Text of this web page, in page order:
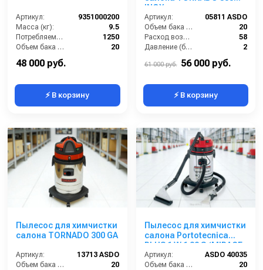
Артикул:
9351000200
Масса (кг):
9.5
Потребляемая мощность (Вт):
1250
Объем бака (л):
20
Потребляемая мощность (кВт):
48 000 руб.
⚡ В корзину
INOX
Артикул:
05811 ASDO
Объем бака (л):
20
Расход воздуха (л/сек):
58
Давление (бар):
2
61 000 руб. 56 000 руб.
⚡ В корзину
Пылесос для химчистки
салона TORNADO 300 GA
Артикул:
13713 ASDO
Объем бака (л):
20
Пылесос для химчистки
салона Portotecnica
PLUS 1 W 1 32 S (MIRAGE
PLUS)
Артикул:
ASDO 40035
Объем бака (л):
20